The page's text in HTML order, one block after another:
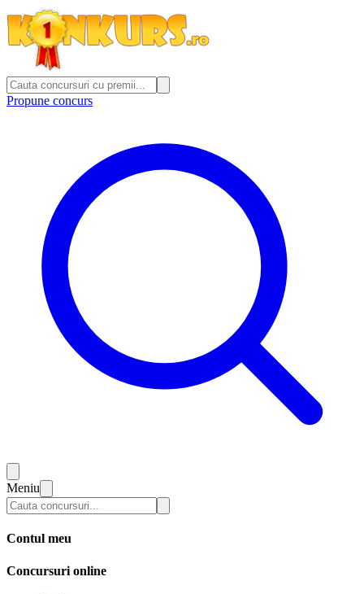
Propune concurs
Meniu
Contul meu
Concursuri online